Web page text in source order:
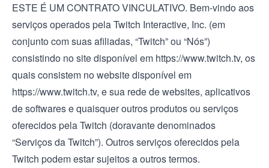
ESTE É UM CONTRATO VINCULATIVO. Bem-vindo aos
serviços operados pela Twitch Interactive, Inc. (em
conjunto com suas afiliadas, “Twitch” ou “Nós”)
consistindo no site disponível em https://www.twitch.tv, os
quais consistem no website disponível em
https://www.twitch.tv, e sua rede de websites, aplicativos
de softwares e quaisquer outros produtos ou serviços
oferecidos pela Twitch (doravante denominados
“Serviços da Twitch”). Outros serviços oferecidos pela
Twitch podem estar sujeitos a outros termos.